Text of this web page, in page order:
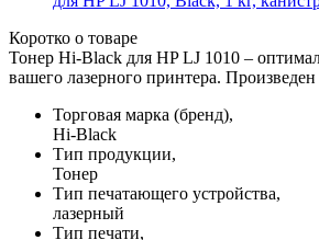
Коротко о товаре
Тонер Hi-Black для HP LJ 1010 –
вашего лазерного принтера. Произведен
Торговая марка (бренд),
Hi-Black
Тип продукции,
Тонер
Тип печатающего устройства,
лазерный
Тип печати,